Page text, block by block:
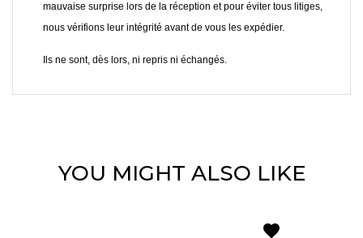
mauvaise surprise lors de la réception et pour éviter tous litiges,
nous vérifions leur intégrité avant de vous les expédier.
Ils ne sont, dès lors, ni repris ni échangés.
YOU MIGHT ALSO LIKE
favorite